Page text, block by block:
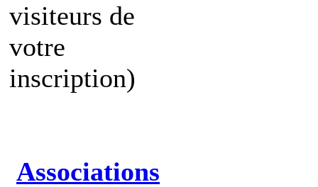
visiteurs de
votre
inscription)
Associations